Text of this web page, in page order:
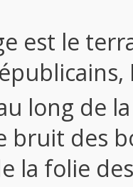
est le
long de la
bruit des
la folie